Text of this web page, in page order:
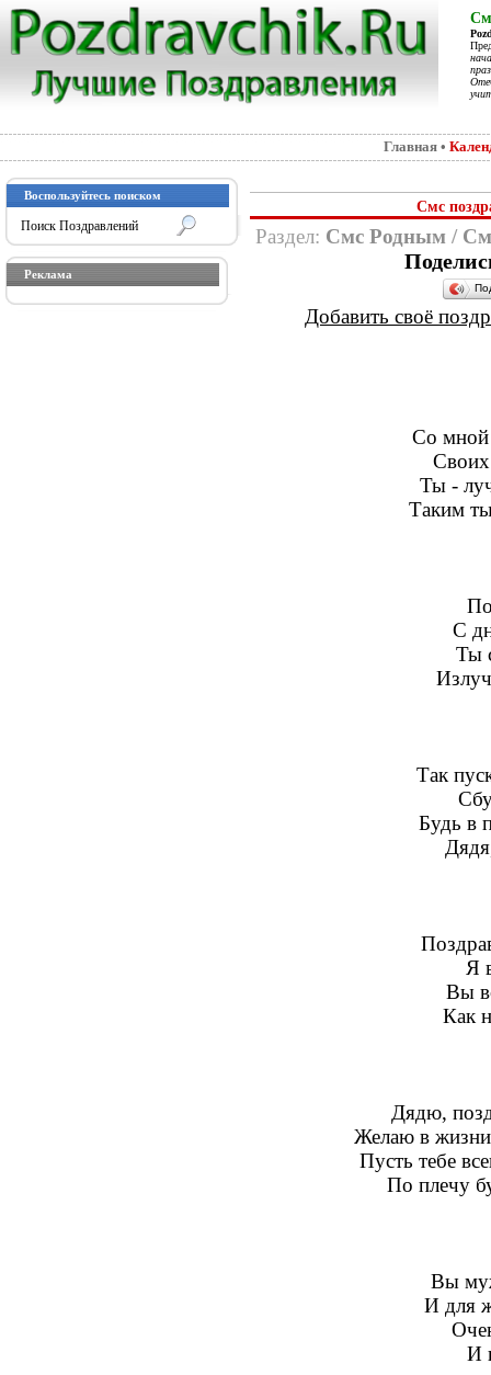
Главная •
Воспользуйтесь поиском
Реклама
Смс
Раздел: Смс Родным /
Добавить своё
Со мной
Своих
Ты -
Таким
С
Ты
Так
Будь в
Я
Вы
Как
Дядю,
Желаю в жизни
Пусть тебе
По плечу
Вы
И для
И